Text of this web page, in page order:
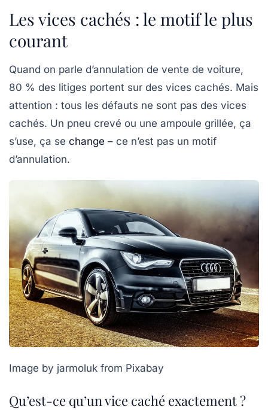
Les vices cachés : le motif le plus
courant
Quand on parle d’annulation de vente de voiture,
80 % des litiges portent sur des vices cachés. Mais
attention : tous les défauts ne sont pas des vices
cachés. Un pneu crevé ou une ampoule grillée, ça
s’use, ça se change – ce n’est pas un motif
d’annulation.
Image by jarmoluk from Pixabay
Qu’est-ce qu’un vice caché exactement ?